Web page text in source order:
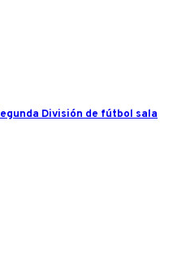
División de fútbol sala